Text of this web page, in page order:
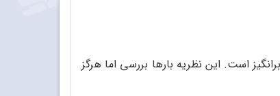
است. این نظریه بارها بررسی اما هرگز